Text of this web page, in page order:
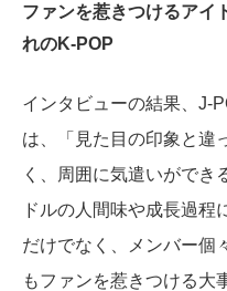
ファンを惹きつけるアイ
れのK-POP
インタビューの結果、J-
は、「見た目の印象と違
く、周囲に気遣いができ
ドルの人間味や成長過程
だけでなく、メンバー個
もファンを惹きつける大